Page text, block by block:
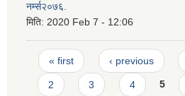
नर्म्स२०७६.
मिति: 2020 Feb 7 - 12:06
Pages
« first ‹ previous
2 3 4 5